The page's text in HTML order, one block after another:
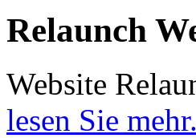
Relaunch
Website
lesen Sie